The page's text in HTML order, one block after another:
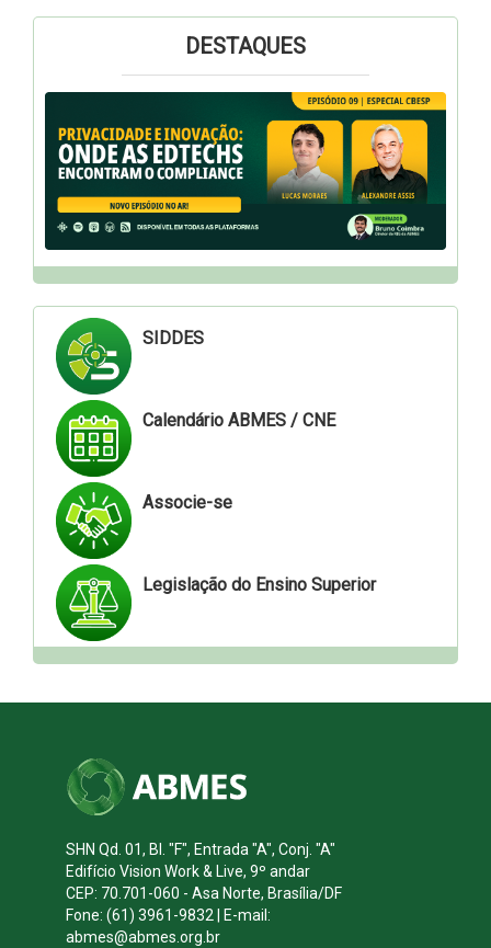
DESTAQUES
SIDDES
Calendário ABMES / CNE
Associe-se
Legislação do Ensino Superior
SHN Qd. 01, Bl. "F", Entrada "A", Conj. "A"
Edifício Vision Work & Live, 9º andar
CEP: 70.701-060 - Asa Norte, Brasília/DF
Fone: (61) 3961-9832 | E-mail:
abmes@abmes.org.br